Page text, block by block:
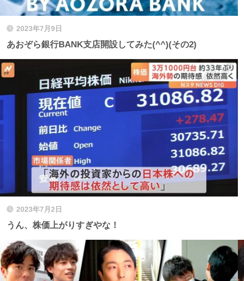
2023年7月9日
あおぞら銀行BANK支店開設してみた(^^)(その2)
2023年7月2日
うん、株価上がりすぎやな！